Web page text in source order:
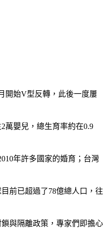
開始V型反轉，此後一度屢
萬嬰兒，總生育率約在0.9
年許多國家的婚育；台灣
前已超過了78億總人口，往
與隔離政策，專家們即擔心